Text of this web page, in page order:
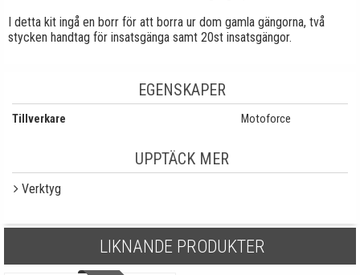
I detta kit ingå en borr för att borra ur dom gamla gängorna, två
stycken handtag för insatsgänga samt 20st insatsgängor.
EGENSKAPER
Tillverkare Motoforce
UPPTÄCK MER
Verktyg
LIKNANDE PRODUKTER